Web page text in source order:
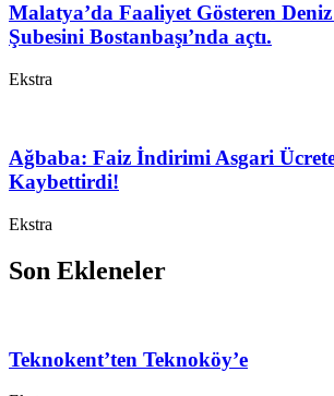
Malatya’da Faaliyet Gösteren
Şubesini Bostanbaşı’nda açtı.
Ekstra
Ağbaba: Faiz İndirimi Asgari
Kaybettirdi!
Ekstra
Son Ekleneler
Teknokent’ten Teknoköy’e